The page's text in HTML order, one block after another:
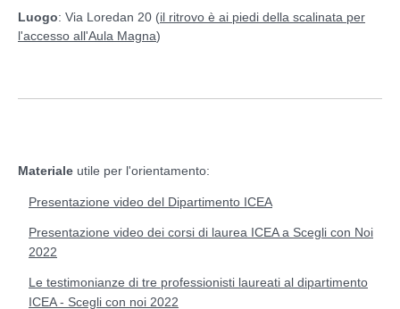
Luogo: Via Loredan 20 (il ritrovo è ai piedi della scalinata per
l'accesso all'Aula Magna)
Materiale utile per l'orientamento:
Presentazione video del Dipartimento ICEA
Presentazione video dei corsi di laurea ICEA a Scegli con Noi
2022
Le testimonianze di tre professionisti laureati al dipartimento
ICEA - Scegli con noi 2022